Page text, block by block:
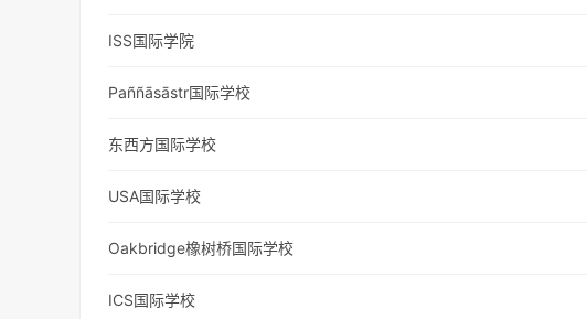
ISS国际学院
Paññāsāstr国际学校
东西方国际学校
USA国际学校
Oakbridge橡树桥国际学校
ICS国际学校